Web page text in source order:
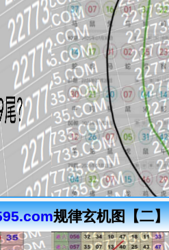
规律玄机图【二】